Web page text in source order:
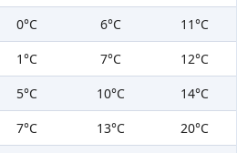
0°C 6°C
11°C
1°C 7°C
12°C
5°C 10°C
14°C
7°C 13°C
20°C